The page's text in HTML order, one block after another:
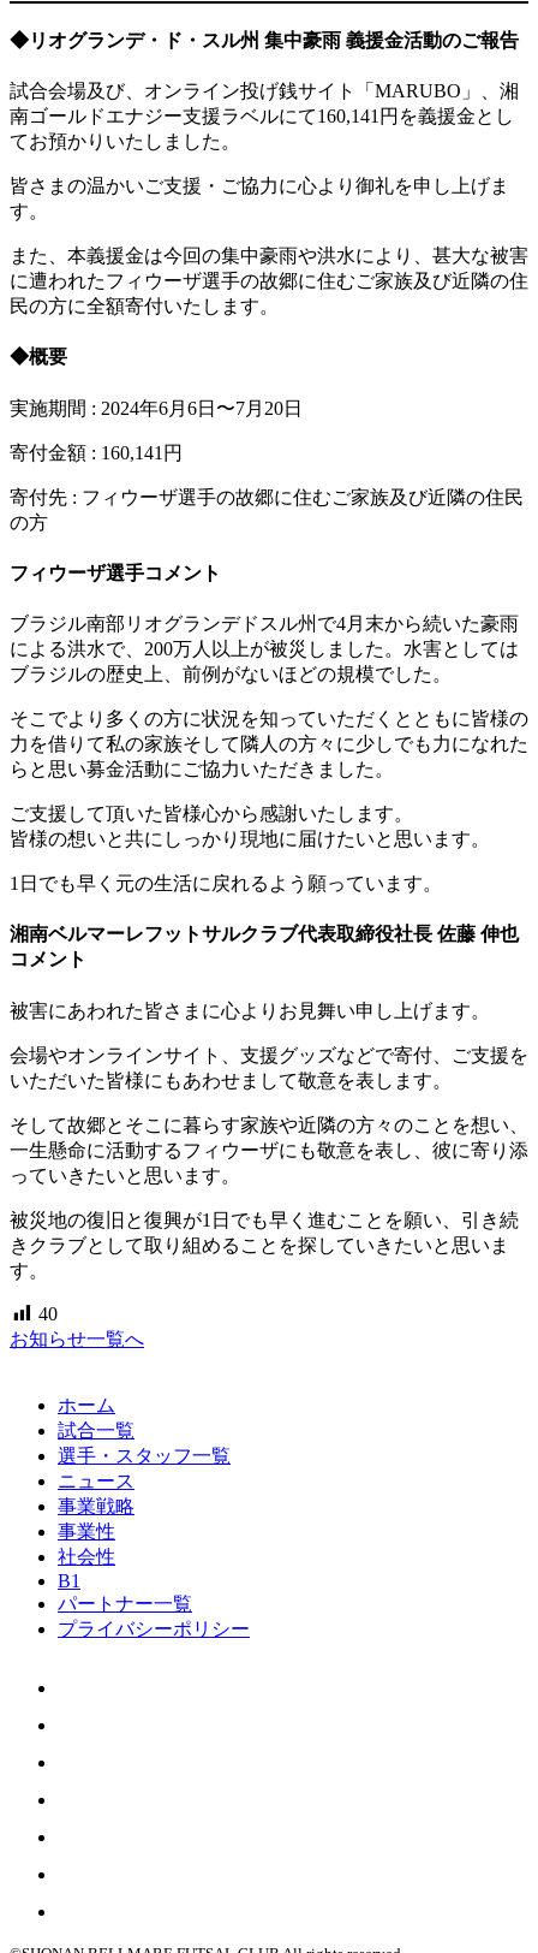
◆リオグランデ・ド・スル州 集中豪雨 義援金活動のご報告
試合会場及び、オンライン投げ銭サイト「MARUBO」、湘
南ゴールドエナジー支援ラベルにて160,141円を義援金とし
てお預かりいたしました。
皆さまの温かいご支援・ご協力に心より御礼を申し上げま
す。
また、本義援金は今回の集中豪雨や洪水により、甚大な被害
に遭われたフィウーザ選手の故郷に住むご家族及び近隣の住
民の方に全額寄付いたします。
◆概要
実施期間 : 2024年6月6日〜7月20日
寄付金額 : 160,141円
寄付先 : フィウーザ選手の故郷に住むご家族及び近隣の住民
の方
フィウーザ選手コメント
ブラジル南部リオグランデドスル州で4月末から続いた豪雨
による洪水で、200万人以上が被災しました。水害としては
ブラジルの歴史上、前例がないほどの規模でした。
そこでより多くの方に状況を知っていただくとともに皆様の
力を借りて私の家族そして隣人の方々に少しでも力になれた
らと思い募金活動にご協力いただきました。
ご支援して頂いた皆様心から感謝いたします。
皆様の想いと共にしっかり現地に届けたいと思います。
1日でも早く元の生活に戻れるよう願っています。
湘南ベルマーレフットサルクラブ代表取締役社長 佐藤 伸也
コメント
被害にあわれた皆さまに心よりお見舞い申し上げます。
会場やオンラインサイト、支援グッズなどで寄付、ご支援を
いただいた皆様にもあわせまして敬意を表します。
そして故郷とそこに暮らす家族や近隣の方々のことを想い、
一生懸命に活動するフィウーザにも敬意を表し、彼に寄り添
っていきたいと思います。
被災地の復旧と復興が1日でも早く進むことを願い、引き続
きクラブとして取り組めることを探していきたいと思いま
す。
40
お知らせ一覧へ
ホーム
試合一覧
選手・スタッフ一覧
ニュース
事業戦略
事業性
社会性
B1
パートナー一覧
プライバシーポリシー